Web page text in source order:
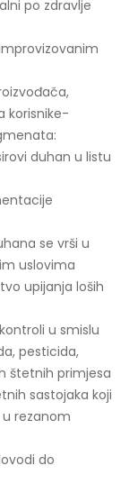
po zdravlje
korisnike-
duhan u listu
se vrši u
uslovima
upijanja loših
u smislu
pesticida,
štetnih primjesa
sastojaka koji
rezanom
do